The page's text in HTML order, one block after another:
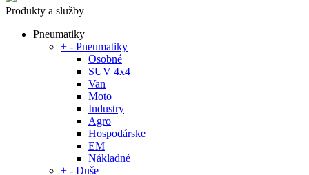
Produkty a služby
Pneumatiky
+ - Pneumatiky
Osobné
SUV 4x4
Van
Moto
Industry
Agro
Hospodárske
EM
Nákladné
+ - Duše